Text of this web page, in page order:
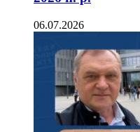
06.07.2026